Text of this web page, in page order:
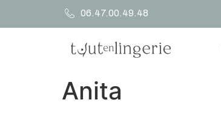
06.47.00.49.48
Anita